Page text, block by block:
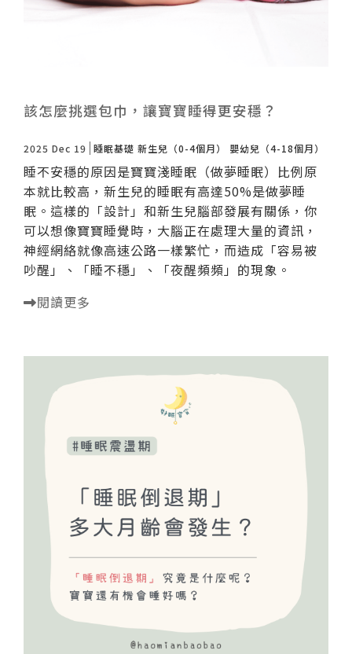
該怎麼挑選包巾，讓寶寶睡得更安穩？
2025 Dec 19 睡眠基礎 新生兒（0-4個月） 嬰幼兒（4-18個月）
睡不安穩的原因是寶寶淺睡眠（做夢睡眠）比例原
本就比較高，新生兒的睡眠有高達50%是做夢睡
眠。這樣的「設計」和新生兒腦部發展有關係，你
可以想像寶寶睡覺時，大腦正在處理大量的資訊，
神經網絡就像高速公路一樣繁忙，而造成「容易被
吵醒」、「睡不穩」、「夜醒頻頻」的現象。
閱讀更多